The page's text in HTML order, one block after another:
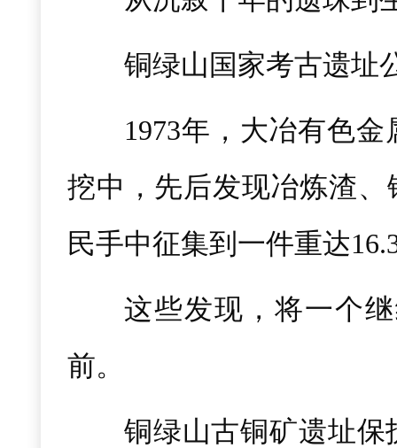
铜绿山国家考古遗址
1973年，大冶有色
挖中，先后发现冶炼渣
民手中征集到一件重达
这些发现，将一个
前。
铜绿山古铜矿遗址